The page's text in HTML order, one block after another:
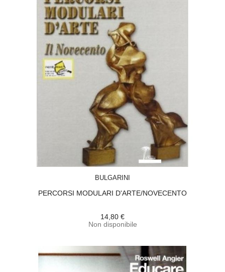
BULGARINI
PERCORSI MODULARI D'ARTE/NOVECENTO
14,80 €
Non disponibile